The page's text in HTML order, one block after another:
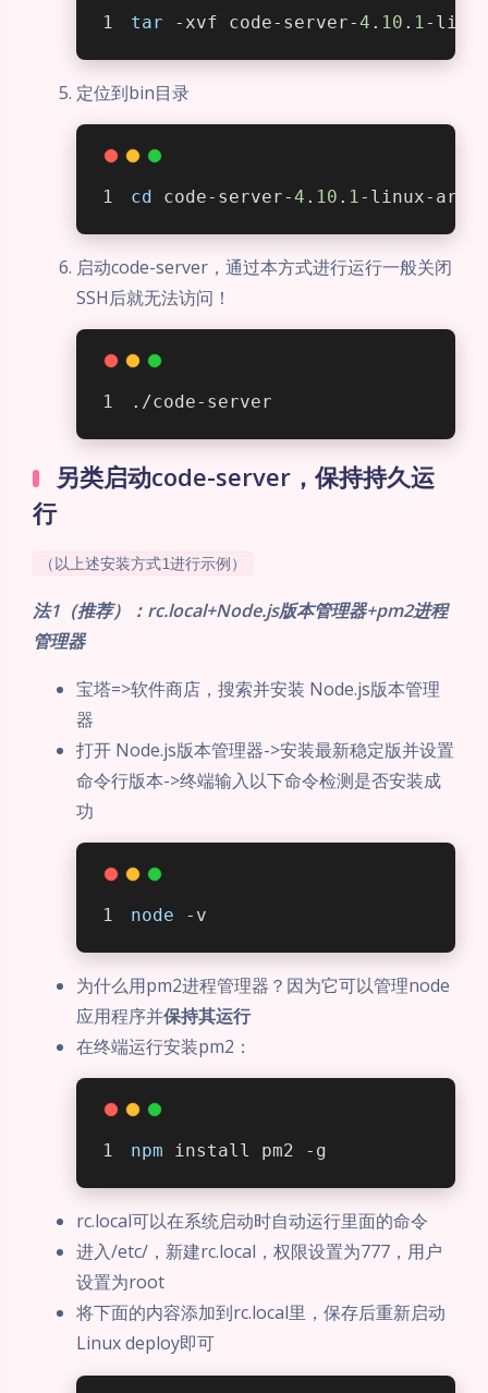
tar -xvf code-server-4 . 10 . 1-
定位到bin目录
cd code-server-4 . 10 . 1-linux-arm
启动code-server，通过本方式进行运行一般关闭
SSH后就无法访问！
./code-server
另类启动code-server，保持持久运
行
（以上述安装方式1进行示例）
法1（推荐）：rc.local+Node.js版本管理器+pm2进程
管理器
宝塔=>软件商店，搜索并安装 Node.js版本管理
器
打开 Node.js版本管理器->安装最新稳定版并设置
命令行版本->终端输入以下命令检测是否安装成
功
node -v
为什么用pm2进程管理器？因为它可以管理node
应用程序并保持其运行
在终端运行安装pm2：
npm install pm2 -g
rc.local可以在系统启动时自动运行里面的命令
进入/etc/，新建rc.local，权限设置为777，用户
设置为root
将下面的内容添加到rc.local里，保存后重新启动
Linux deploy即可